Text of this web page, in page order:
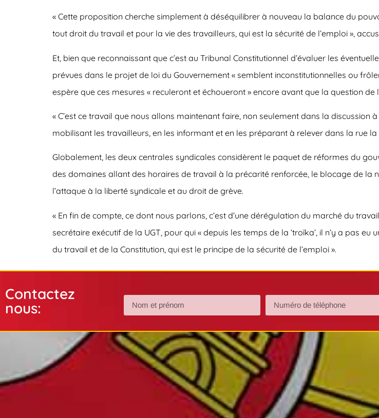
« Cette proposition cherche simplement à déséquilibrer à nouveau la balance du
tout droit du travail et pour la vie des travailleurs, qui est la sécurité de l’emploi »,
Et, bien que reconnaissant que c’est au Tribunal Constitutionnel d’évaluer les
prévues dans le projet de loi du Gouvernement « semblent inconstitutionnelles ou
espère que ces mesures « reculeront et échoueront » encore avant que la question de
« C’est ce travail que nous allons maintenant faire, non seulement dans la discussion
mobilisant les travailleurs, en les informant et en les préparant à relever dans la rue la
Globalement, les deux centrales syndicales considèrent le paquet de réformes du
des domaines allant des horaires de travail à la précarité renforcée, le blocage de la
l’attaque à la liberté syndicale et au droit de grève.
« En fin de compte, ce dont nous parlons, c’est d’une dérégulation du marché du
secrétaire exécutif de la UGT, pour qui « depuis les temps de la ‘troïka’, il n’y a pas
du travail et de la Constitution, qui est le principe de la sécurité de l’emploi ».
Contactez
nous: